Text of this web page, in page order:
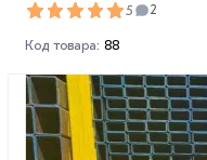
5 2
Код товара: 88